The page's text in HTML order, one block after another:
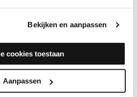
Bekijken en aanpassen
cookies toestaan
Aanpassen
30%